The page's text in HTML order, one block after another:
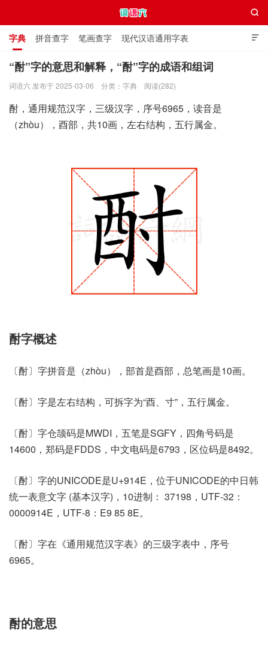

字典 拼音查字 笔画查字 现代汉语通用字表
通用规范汉字表 叠字大全 独体字大全 极简英语词典

“酎”字的意思和解释，“酎”字的成语和组词
词语六 发布于 2025-03-06 分类： 字典 阅读(282)
酎，通用规范汉字，三级汉字，序号6965，读音是
（zhòu），酉部，共10画，左右结构，五行属金。
酎字概述
〔酎〕字拼音是（zhòu），部首是酉部，总笔画是10画。
〔酎〕字是左右结构，可拆字为“酉、寸”，五行属金。
〔酎〕字仓颉码是MWDI，五笔是SGFY，四角号码是
14600，郑码是FDDS，中文电码是6793，区位码是8492。
〔酎〕字的UNICODE是U+914E，位于UNICODE的中日韩
统一表意文字 (基本汉字)，10进制： 37198，UTF-32：
0000914E，UTF-8：E9 85 8E。
〔酎〕字在《通用规范汉字表》的三级字表中，序号
6965。
酎的意思